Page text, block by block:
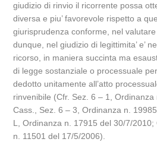
giudizio di rinvio il ricorrente possa
diversa e piu’ favorevole rispetto a
giurisprudenza conforme, nel valutare
dunque, nel giudizio di legittimita’ e’
ricorso, in maniera succinta ma
di legge sostanziale o processuale
dedotto unitamente all’atto
rinvenibile (Cfr. Sez. 6 – 1,
Cass., Sez. 6 – 3, Ordinanza n.
L, Ordinanza n. 17915 del 30/7/2010;
n. 11501 del 17/5/2006).